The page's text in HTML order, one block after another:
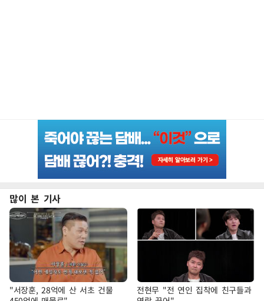
많이 본 기사
"서장훈, 28억에 산 서초 건물
전현무 "전 연인 집착에 친구들과